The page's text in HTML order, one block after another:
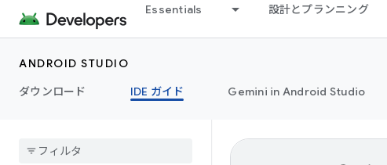
Essentials 設計とプランニング
ANDROID STUDIO
ダウンロード
IDE ガイド Gemini in Android Studio